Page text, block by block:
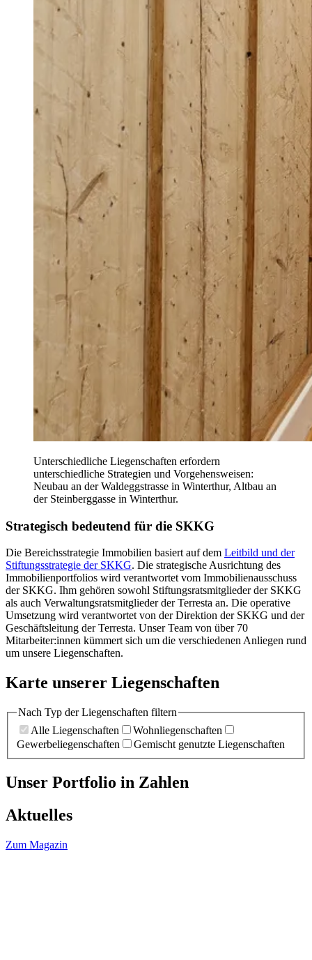
Unterschiedliche Liegenschaften erfordern
unterschiedliche Strategien und Vorgehensweisen:
Neubau an der Waldeggstrasse in Winterthur, Altbau an
der Steinberggasse in Winterthur.
Strategisch bedeutend für die SKKG
Die Bereichsstrategie Immobilien basiert auf dem Leitbild und der
Stiftungsstrategie der SKKG. Die strategische Ausrichtung des
Immobilienportfolios wird verantwortet vom Immobilienausschuss
der SKKG. Ihm gehören sowohl Stiftungsratsmitglieder der SKKG
als auch Verwaltungsratsmitglieder der Terresta an. Die operative
Umsetzung wird verantwortet von der Direktion der SKKG und der
Geschäftsleitung der Terresta. Unser Team von über 70
Mitarbeiter:innen kümmert sich um die verschiedenen Anliegen rund
um unsere Liegenschaften.
Karte unserer Liegenschaften
Nach Typ der Liegenschaften filtern
Alle Liegenschaften
Wohnliegenschaften
Gewerbeliegenschaften
Gemischt genutzte Liegenschaften
Unser Portfolio in Zahlen
Aktuelles
Zum Magazin